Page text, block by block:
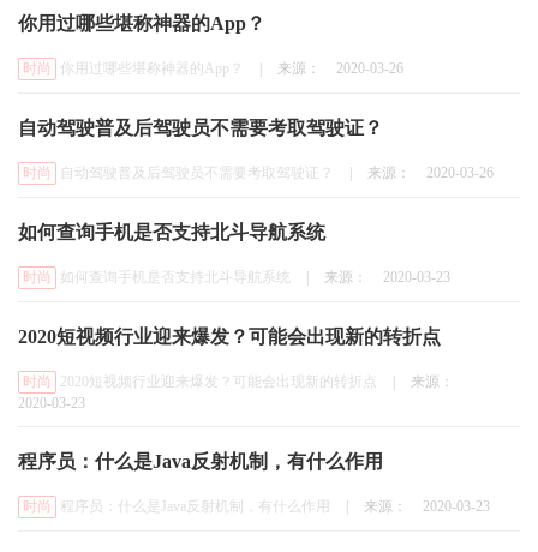
你用过哪些堪称神器的App？
时尚 你用过哪些堪称神器的App？ 来源： 2020-03-26
自动驾驶普及后驾驶员不需要考取驾驶证？
时尚 自动驾驶普及后驾驶员不需要考取驾驶证？ 来源： 2020-03-26
如何查询手机是否支持北斗导航系统
时尚 如何查询手机是否支持北斗导航系统 来源： 2020-03-23
2020短视频行业迎来爆发？可能会出现新的转折点
时尚 2020短视频行业迎来爆发？可能会出现新的转折点
来源：
2020-03-23
程序员：什么是Java反射机制，有什么作用
时尚 程序员：什么是Java反射机制，有什么作用 来源： 2020-03-23